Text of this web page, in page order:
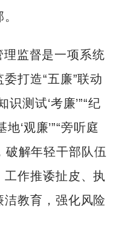
监督是一项系统
打造“五廉”联动
测试‘考廉’”“纪
‘观廉’”“旁听庭
破解年轻干部队伍
作推诿扯皮、执
教育，强化风险